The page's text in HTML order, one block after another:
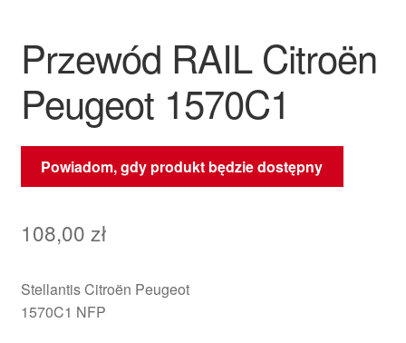
Zamówienia
Zasady i warunki
Przewód RAIL Citroën
Peugeot 1570C1
Powiadom, gdy produkt będzie dostępny
108,00 zł
Stellantis Citroën Peugeot
1570C1 NFP